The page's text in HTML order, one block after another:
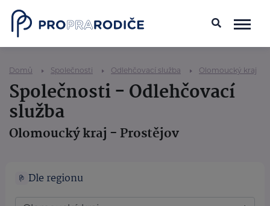
Domů Společnosti Odlehčovací služba Olomoucký kraj
Společnosti - Odlehčovací
služba
Olomoucký kraj - Prostějov
Dle regionu